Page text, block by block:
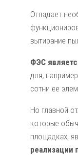
Отпадает
вытирание
ФЭС
для,
сотни ее
Но главной
которые
площадках,
реализации